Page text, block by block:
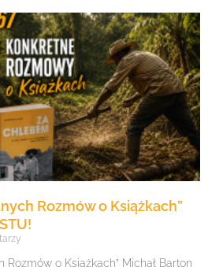
Rozmów o Książkach”
Rozmów o Książkach” Michał Barton